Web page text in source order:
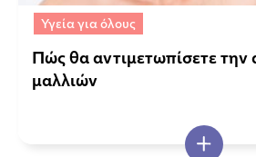
Υγεία για όλους
Πώς θα αντιμετωπίσετε
μαλλιών